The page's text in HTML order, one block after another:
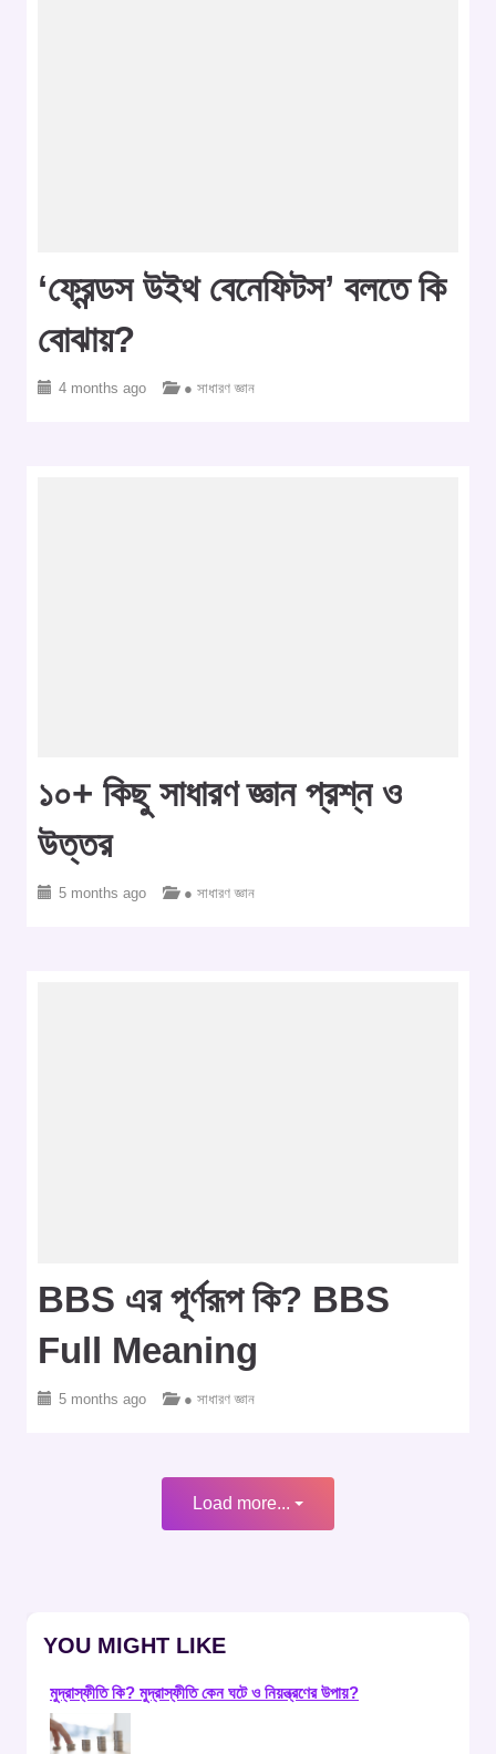
‘ফ্রেন্ডস উইথ বেনেফিটস’ বলতে কি
বোঝায়?
4 months ago ● সাধারণ জ্ঞান
১০+ কিছু সাধারণ জ্ঞান প্রশ্ন ও
উত্তর
5 months ago ● সাধারণ জ্ঞান
BBS এর পূর্ণরূপ কি? BBS
Full Meaning
5 months ago ● সাধারণ জ্ঞান
Load more...
YOU MIGHT LIKE
মুদ্রাস্ফীতি কি? মুদ্রাস্ফীতি কেন ঘটে ও নিয়ন্ত্রণের উপায়?